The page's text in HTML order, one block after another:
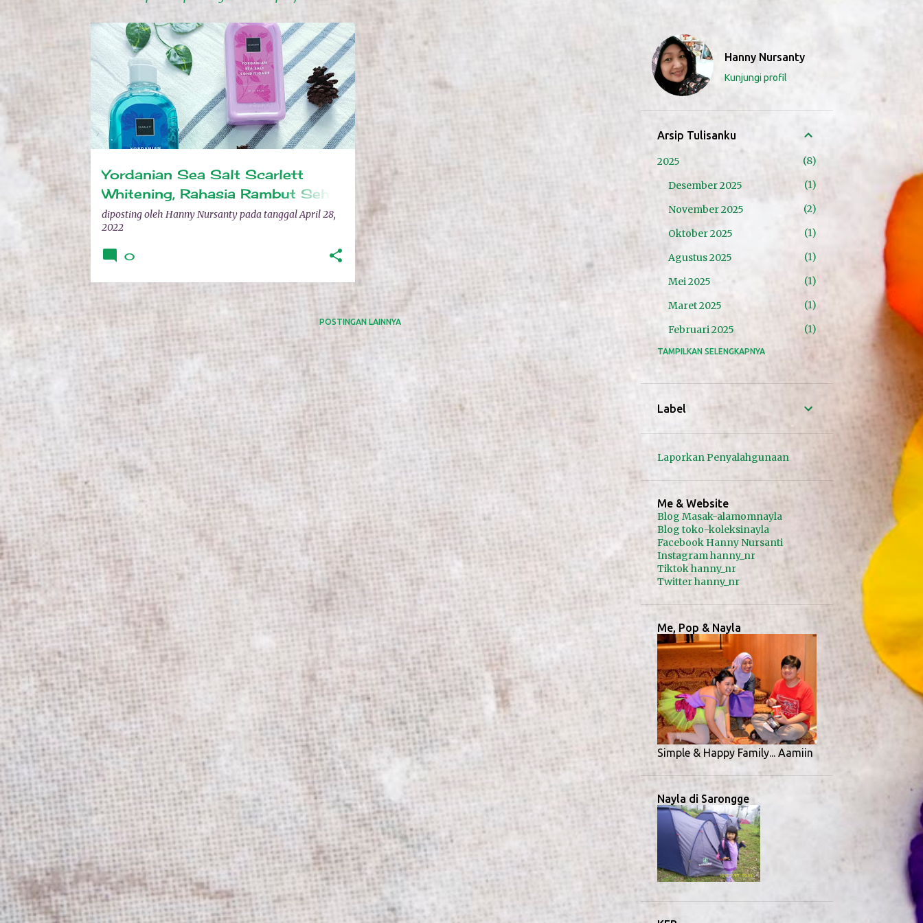
P
o
s
t
i
n
Yordanian Sea Salt Scarlett
Whitening, Rahasia Rambut Sehat
& Anti Lepek
diposting oleh Hanny Nursantypada tanggalApril 28,
2022
HAIR CARE REVIEW PRODUK SCARLETT WHITENING
0
POSTINGAN LAINNYA
Hanny Nursanty
Kunjungi profil
Arsip Tulisanku
2025
8
Desember 2025
1
November 2025
2
Oktober 2025
1
Agustus 2025
1
Mei 2025
1
Maret 2025
1
Februari 2025
1
2024
Oktober 2024
Agustus 2024
Mei 2024
April 2024
Januari 2024
2023
Oktober 2023
September 2023
Juli 2023
3
Juni 2023
2
Mei 2023
1
April 2023
Maret 2023
Januari 2023
2022
Desember 2022
November 2022
4
TAMPILKAN SELENGKAPNYA
Label
Laporkan Penyalahgunaan
Me & Website
Blog Masak-alamomnayla
Blog toko-koleksinayla
Facebook Hanny Nursanti
Instagram hanny_nr
Tiktok hanny_nr
Twitter hanny_nr
Me, Pop & Nayla
Simple & Happy Family... Aamiin
Nayla di Sarongge